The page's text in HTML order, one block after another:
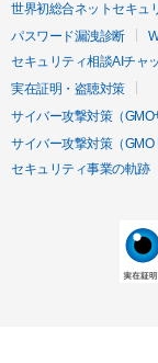
世界初総合ネットセキュ
パスワード漏洩診断
セキュリティ相談AIチャ
実在証明・盗聴対策
サイバー攻撃対策（GMO
サイバー攻撃対策（GMO
セキュリティ事業の軌跡